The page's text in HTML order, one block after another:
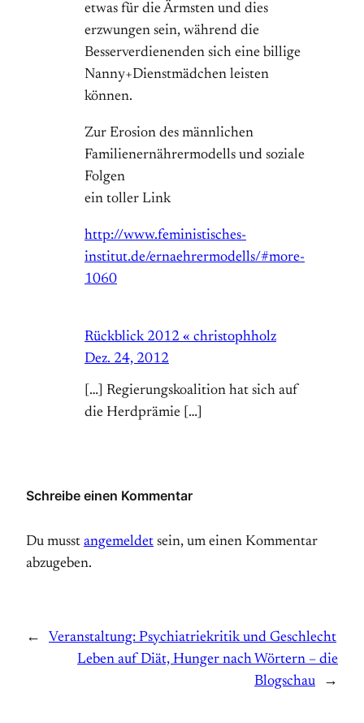
etwas für die Ärmsten und dies
erzwungen sein, während die
Besserverdienenden sich eine billige
Nanny+Dienstmädchen leisten
können.
Zur Erosion des männlichen
Familienernährermodells und soziale
Folgen
ein toller Link
http://www.feministisches-
institut.de/ernaehrermodells/#more-
1060
Rückblick 2012 « christophholz
Dez. 24, 2012
[…] Regierungskoalition hat sich auf
die Herdprämie […]
Schreibe einen Kommentar
Du musst angemeldet sein, um einen Kommentar
abzugeben.
←
Veranstaltung: Psychiatriekritik und Geschlecht
Leben auf Diät, Hunger nach Wörtern – die
Blogschau
→